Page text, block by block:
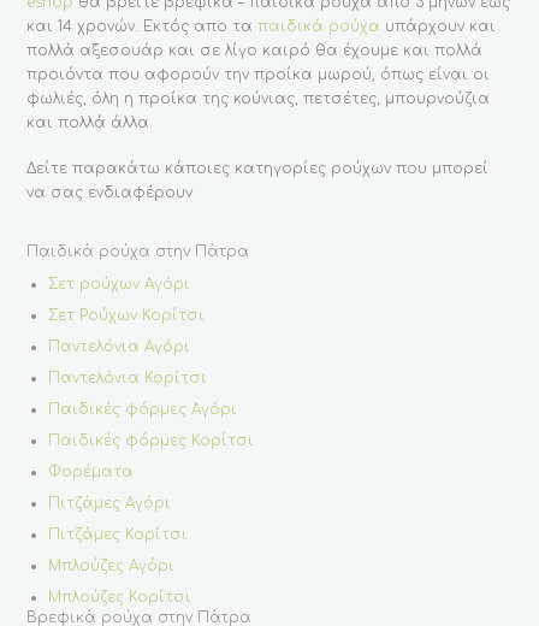
και 14 χρονών. Εκτός απο ταπαιδικά ρούχα υπάρχουν και
πολλά αξεσουάρ και σε λίγο καιρό θα έχουμε και πολλά
προιόντα που αφορούν την προίκα μωρού, όπως είναι οι
φωλιές, όλη η προίκα της κούνιας, πετσέτες, μπουρνούζια
και πολλά άλλα.
Δείτε παρακάτω κάποιες κατηγορίες ρούχων που μπορεί
να σας ενδιαφέρουν
Παιδικά ρούχα στην Πάτρα
Σετ ρούχων Αγόρι
Σετ Ρούχων Κορίτσι
Παντελόνια Αγόρι
Παντελόνια Κορίτσι
Παιδικές φόρμες Αγόρι
Παιδικές φόρμες Κορίτσι
Φορέματα
Πιτζάμες Αγόρι
Πιτζάμες Κορίτσι
Μπλούζες Αγόρι
Μπλούζες Κορίτσι
Βρεφικά ρούχα στην Πάτρα